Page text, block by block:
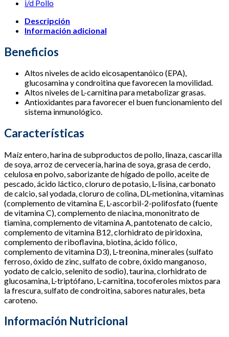
Pollo
Descripción
Información adicional
Beneficios
Altos niveles de acido eicosapentanóico (EPA),
glucosamina y condroitina que favorecen la movilidad.
Altos niveles de L-carnitina para metabolizar grasas.
Antioxidantes para favorecer el buen funcionamiento del
sistema inmunológico.
Características
Maíz entero, harina de subproductos de pollo, linaza, cascarilla
de soya, arroz de cervecería, harina de soya, grasa de cerdo,
celulosa en polvo, saborizante de hígado de pollo, aceite de
pescado, ácido láctico, cloruro de potasio, L-lisina, carbonato
de calcio, sal yodada, cloruro de colina, DL-metionina, vitaminas
(complemento de vitamina E, L-ascorbil-2-polifosfato (fuente
de vitamina C), complemento de niacina, mononitrato de
tiamina, complemento de vitamina A, pantotenato de calcio,
complemento de vitamina B12, clorhidrato de piridoxina,
complemento de riboflavina, biotina, ácido fólico,
complemento de vitamina D3), L-treonina, minerales (sulfato
ferroso, óxido de zinc, sulfato de cobre, óxido manganoso,
yodato de calcio, selenito de sodio), taurina, clorhidrato de
glucosamina, L-triptófano, L-carnitina, tocoferoles mixtos para
la frescura, sulfato de condroitina, sabores naturales, beta
caroteno.
Información Nutricional